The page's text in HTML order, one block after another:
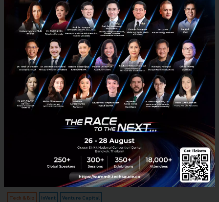
ทำความรู้จักผู้อยู่เบื้องหลังทีมงาน InVent พร้อมคำแนะนำสำหรับ
สตาร์ทอัพในปี 2017
เมื่อถามถึง Corporate Venture Capital ของไทยที่ลงทุนในธุรกิจสตาร์ท
อัพ หนึ่งในชื่อแรกๆ ที่เหล่าสตาร์ทอัพนึกถึงต้องมี InVent อยู่อย่างแน่นอน
InVent เป็นหน่วยงานที่ดูแลทางด้านการลงทุน...
Techsauce Team
Tech & Biz InVent Venture Capital